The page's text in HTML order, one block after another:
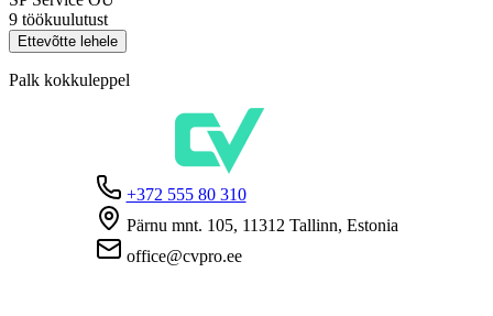
9 töökuulutust
Ettevõtte lehele
Palk kokkuleppel
+372 555 80 310
Pärnu mnt. 105, 11312 Tallinn, Estonia
office@cvpro.ee